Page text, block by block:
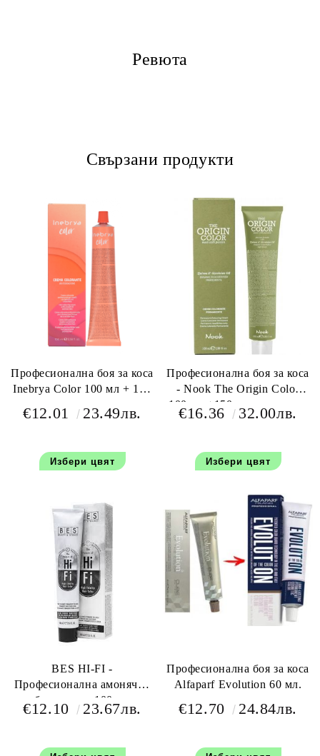
Ревюта
Свързани продукти
Професионална боя за коса
Inebrya Color 100 мл + 150
€12.01 23.49лв.
Избери цвят
Професионална боя за коса
- Nook The Origin Color
100 мл +150 мл окислител
€16.36 32.00лв.
Избери цвят
BES HI-FI -
Професионална амонячна
боя за коса 100 мл
€12.10 23.67лв.
Професионална боя за коса
Alfaparf Evolution 60 мл.
€12.70 24.84лв.